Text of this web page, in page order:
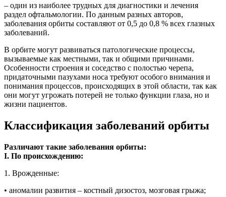
– один из наиболее трудных для диагностики и лечения
раздел офтальмологии. По данным разных авторов,
заболевания орбиты составляют от 0,5 до 0,8 % всех глазных
заболеваний.
В орбите могут развиваться патологические процессы,
вызываемые как местными, так и общими причинами.
Особенности строения и соседство с полостью черепа,
придаточными пазухами носа требуют особого внимания и
понимания процессов, происходящих в этой области, так как
они могут угрожать потерей не только функции глаза, но и
жизни пациентов.
Классификация заболеваний орбиты
Различают такие заболевания орбиты:
I. По происхождению:
1. Врожденные:
• аномалии развития – костный дизостоз, мозговая грыжа;